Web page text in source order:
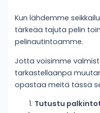
Kun lähdemme
tärkeää tajuta pelin
pelinautintoamme.
Jotta voisimme
tarkastellaanpa
opastaa meitä tässä
Tutustu